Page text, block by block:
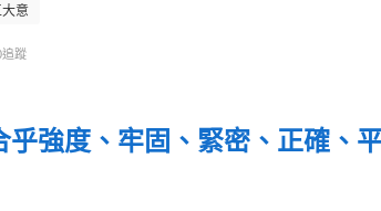
意
追蹤
強度、牢固、緊密、正確、